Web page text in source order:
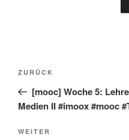
Beitragsnavigation
Vorheriger
Beitrag
ZURÜCK
[mooc] Woche 5:
Medien II #imoox #mooc
Nächster
WEITER